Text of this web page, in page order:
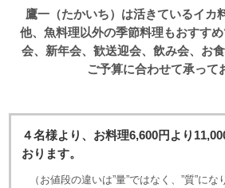
鷹一（たかいち）は活きているイカ
他、魚料理以外の季節料理もおすすめ
会、新年会、歓送迎会、飲み会、お
ご予算に合わせて承って
４名様より、お料理6,600円より
おります。
（お値段の違いは”量”ではなく、”質”に